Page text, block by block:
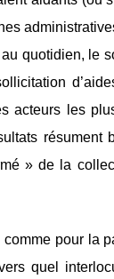
quotidien, le
acteurs les
résument
» de la
pour la
quel